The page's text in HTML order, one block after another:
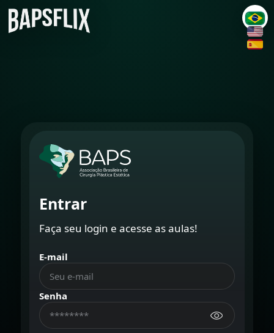
Entrar
Faça seu login e acesse as aulas!
E-mail
Senha